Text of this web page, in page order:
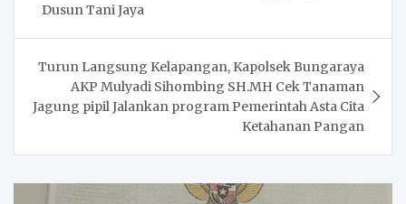
Dusun Tani Jaya
Turun Langsung Kelapangan, Kapolsek Bungaraya
AKP Mulyadi Sihombing SH.MH Cek Tanaman
Jagung pipil Jalankan program Pemerintah Asta Cita
Ketahanan Pangan